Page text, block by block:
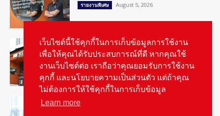
รายงานพิเศษ August 5, 2026
รู้จัก “MG IM Privilege” สิทธิพิเศษสำหรับ
ลูกค้าพรีเมี่ยมของแบรนด์เอ็มจี
สกู๊ปพิเศษ August 5, 2026
สัมภาษณ์ประธานไทยฮอนด้าคนใหม่กับ
ภารกิจปั้นตลาดมอเตอร์ไซค์ไฟฟ้า
เว็บไซต์นี้ใช้คุกกี้ในการเก็บข้อมูลการใช้งาน
เพื่อให้คุณได้รับประสบการณ์ที่ดี หากคุณใช้
งานเว็บไซต์ต่อ เราถือว่าคุณยอมรับการใช้งาน
คุกกี้ และนโยบายความเป็นส่วนตัว แต่ถ้าคุณ
ไม่ต้องการให้ใช้คุกกี้ในการเก็บข้อมูล
Learn more